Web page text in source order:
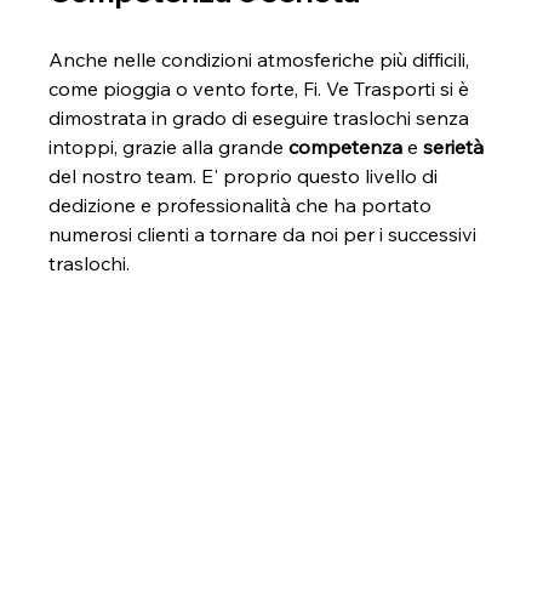
Anche nelle condizioni atmosferiche più difficili,
come pioggia o vento forte, Fi. Ve Trasporti si è
dimostrata in grado di eseguire traslochi senza
intoppi, grazie alla grande competenza e serietà
del nostro team. E' proprio questo livello di
dedizione e professionalità che ha portato
numerosi clienti a tornare da noi per i successivi
traslochi.